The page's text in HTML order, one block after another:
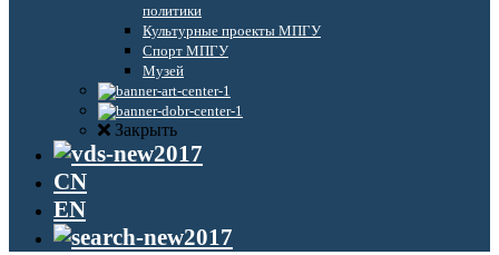
политики
Культурные проекты МПГУ
Спорт МПГУ
Музей
Закрыть
CN
EN